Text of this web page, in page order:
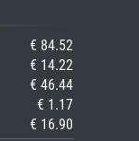
€ 84.52
€ 14.22
€ 46.44
€ 1.17
€ 16.90